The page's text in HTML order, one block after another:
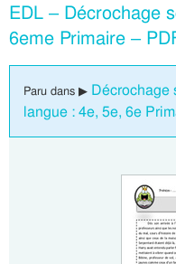
EDL – Décrochage
6eme Primaire –
Paru dans ▶ Décrochage
langue : 4e, 5e, 6e